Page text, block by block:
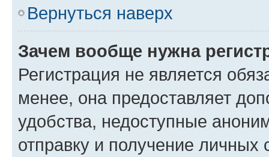
Вернуться наверх
Зачем вообще нужна
Регистрация не является
менее, она предоставляет
удобства, недоступные
отправку и получение